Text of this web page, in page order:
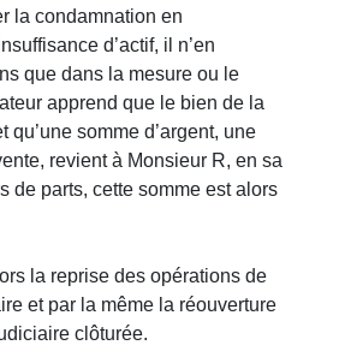
la condamnation en
d’actif, il n’en
que dans la mesure ou le
apprend que le bien de la
qu’une somme d’argent, une
revient à Monsieur R, en sa
de parts, cette somme est alors
la reprise des opérations de
et par la même la réouverture
clôturée.